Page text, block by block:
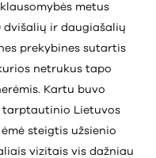
metus
dvišalių ir daugiašalių
prekybines sutartis
netrukus tapo
Kartu buvo
tarptautinio Lietuvos
steigtis užsienio
vizitais vis dažniau